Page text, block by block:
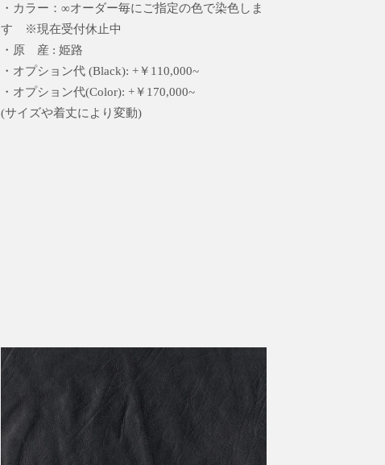
・カラー：∞オーダー毎にご指定の色で染色しま
す ※現在受付休止中
・原 産 : 姫路
・オプション代 (Black): +￥110,000~
・オプション代(Color): +￥170,000~
(サイズや着丈により変動)